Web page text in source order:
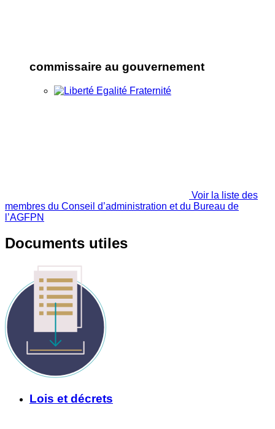
commissaire au gouvernement
Voir la liste des
membres du Conseil d’administration et du Bureau de
l’AGFPN
Documents utiles
Lois et décrets